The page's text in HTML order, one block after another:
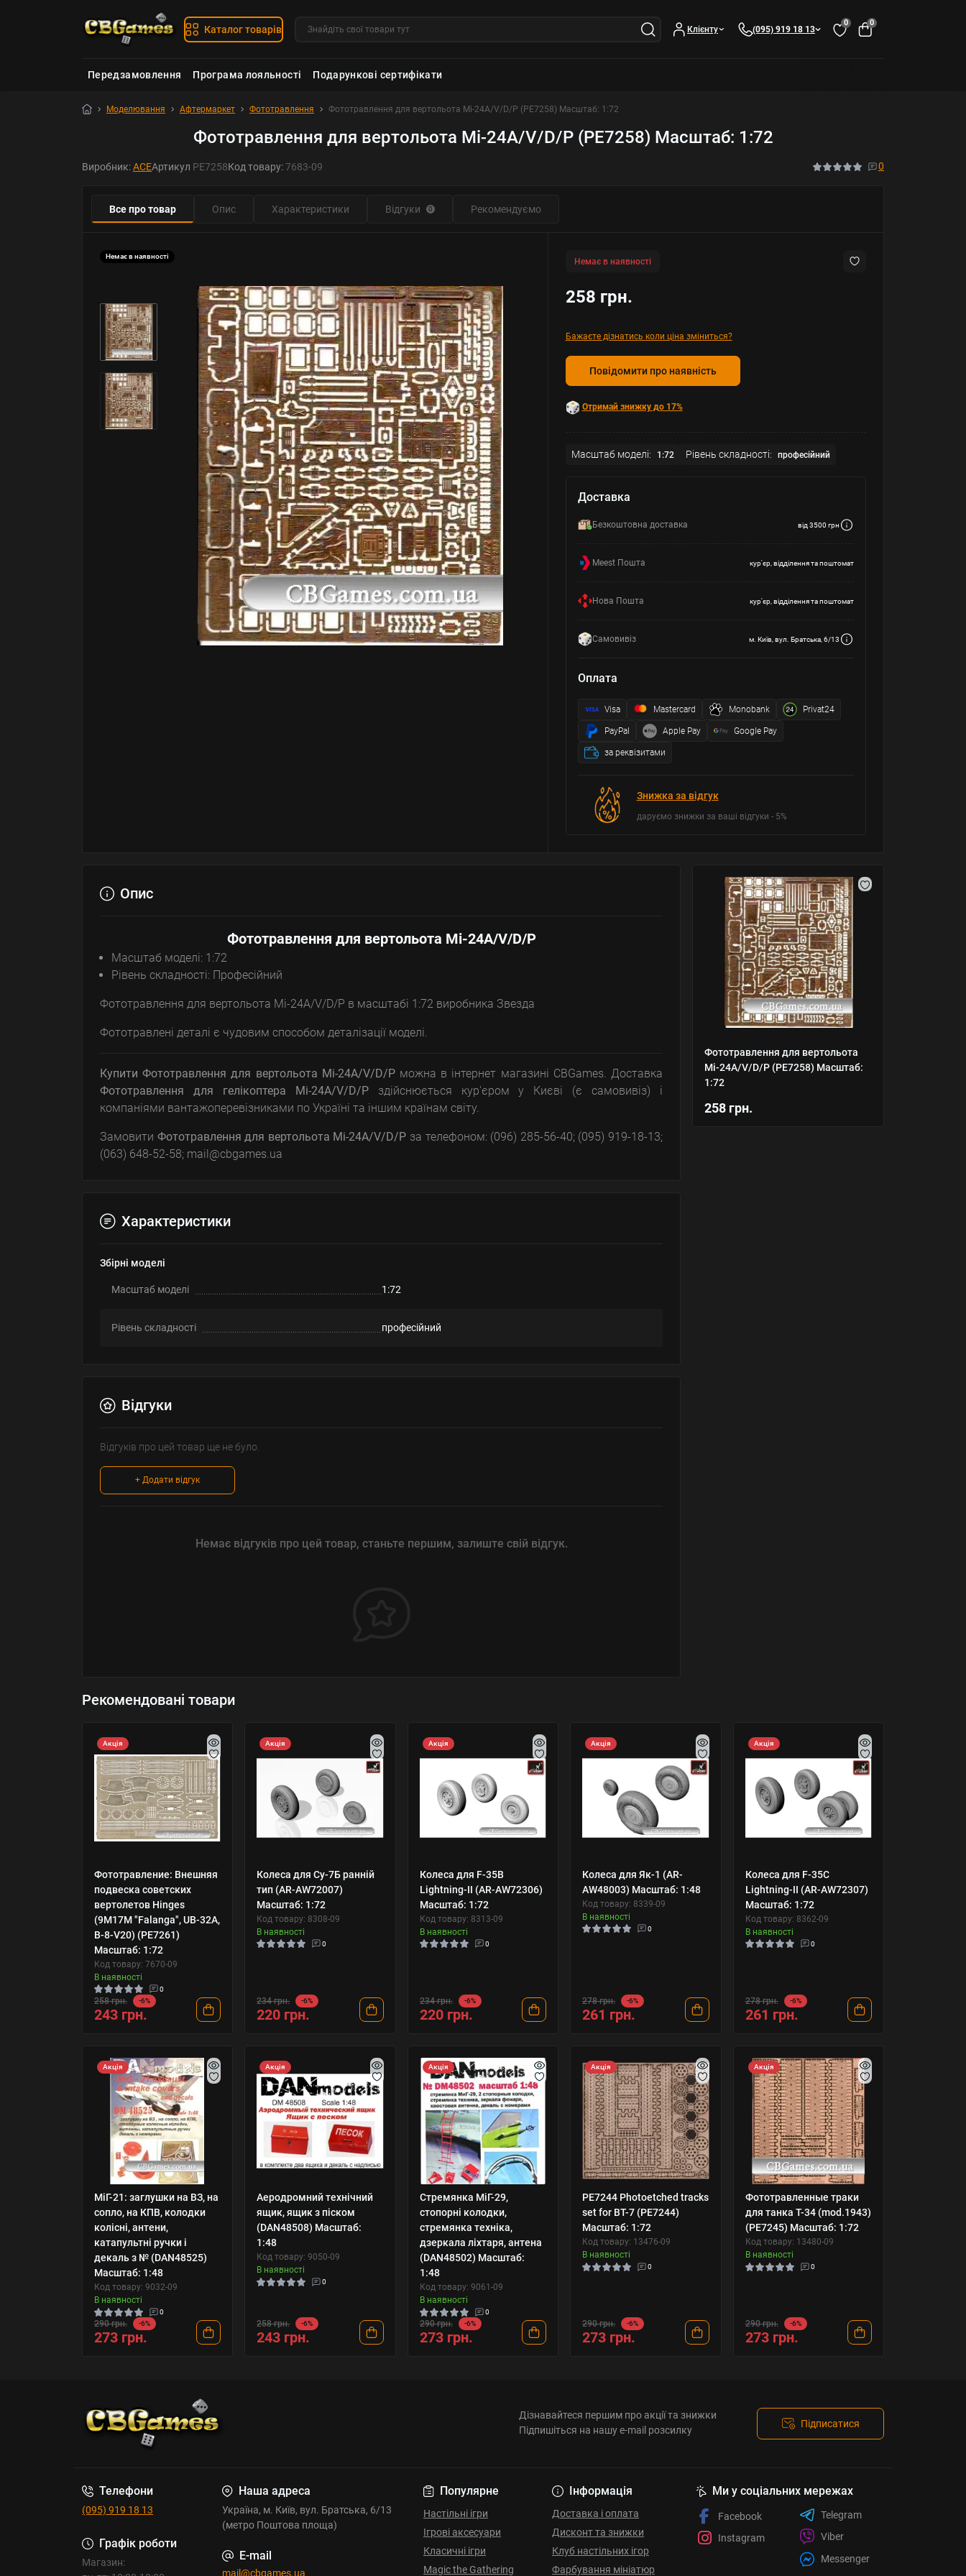
Каталог товарів Клієнту (095) 919 18 13
0 0
Передзамовлення Програма лояльності Подарункові сертифікати
Моделювання Афтермаркет Фототравлення Фототравлення для вертольота Мі-24A/V/D/P (PE7258) Масштаб: 1:72
Фототравлення для вертольота Мі-24A/V/D/P (PE7258) Масштаб: 1:72
Виробник:ACEАртикул PE7258Код товару:7683-09 0
Все про товар Опис Характеристики Відгуки 0 Рекомендуємо
Немає в наявності Немає в наявності
258 грн.
Бажаєте дізнатись коли ціна зміниться?
Повідомити про наявність
Отримай знижку до 17%
Масштаб моделі: 1:72 Рівень складності: професійний
Доставка
Безкоштовна доставка від 3500 грн
Meest Пошта кур'єр, відділення та поштомат
Нова Пошта кур'єр, відділення та поштомат
Самовивіз м. Київ, вул. Братська, 6/13
Оплата
Visa Mastercard Monobank Privat24
PayPal Apple Pay Google Pay
за реквізитами
Знижка за відгук
даруємо знижки за ваші відгуки - 5%
Фототравлення для вертольота
Мі-24A/V/D/P (PE7258) Масштаб:
1:72
258 грн.
Опис
Фототравлення для вертольота Мі-24A/V/D/P
Масштаб моделі: 1:72
Рівень складності: Професійний
Фототравлення для вертольота Мі-24A/V/D/P в масштабі 1:72 виробника Звезда
Фототравлені деталі є чудовим способом деталізації моделі.
Купити Фототравлення для вертольота Мі-24A/V/D/Pможна в інтернет магазині CBGames. Доставка
Фототравлення для гелікоптера Мі-24A/V/D/Pздійснюється кур'єром у Києві (є самовивіз) і
компаніями вантажоперевізниками по Україні та іншим країнам світу.
Замовити Фототравлення для вертольота Мі-24A/V/D/P за телефоном: (096) 285-56-40; (095) 919-18-13;
(063) 648-52-58; mail@cbgames.ua
Характеристики
Збірні моделі
Масштаб моделі 1:72
Рівень складності професійний
Відгуки
Відгуків про цей товар ще не було.
+ Додати відгук
Немає відгуків про цей товар, станьте першим, залиште свій відгук.
Рекомендовані товари
Акція
Фототравление: Внешняя
подвеска советских
вертолетов Hinges
(9M17M "Falanga", UB-32A,
B-8-V20) (PE7261)
Масштаб: 1:72
Код товару: 7670-09
В наявності
0
258 грн. -6%
243 грн.
Акція
Колеса для Су-7Б ранній
тип (AR-AW72007)
Масштаб: 1:72
Код товару: 8308-09
В наявності
0
234 грн. -6%
220 грн.
Акція
Колеса для F-35B
Lightning-II (AR-AW72306)
Масштаб: 1:72
Код товару: 8313-09
В наявності
0
234 грн. -6%
220 грн.
Акція
Колеса для Як-1 (AR-
AW48003) Масштаб: 1:48
Код товару: 8339-09
В наявності
0
278 грн. -6%
261 грн.
Акція
Колеса для F-35C
Lightning-II (AR-AW72307)
Масштаб: 1:72
Код товару: 8362-09
В наявності
0
278 грн. -6%
261 грн.
Акція
МіГ-21: заглушки на ВЗ, на
сопло, на КПВ, колодки
колісні, антени,
катапультні ручки і
декаль з № (DAN48525)
Масштаб: 1:48
Код товару: 9032-09
В наявності
0
290 грн. -6%
273 грн.
Акція
Аеродромний технічний
ящик, ящик з піском
(DAN48508) Масштаб:
1:48
Код товару: 9050-09
В наявності
0
258 грн. -6%
243 грн.
Акція
Стремянка МіГ-29,
стопорні колодки,
стремянка техніка,
дзеркала ліхтаря, антена
(DAN48502) Масштаб:
1:48
Код товару: 9061-09
В наявності
0
290 грн. -6%
273 грн.
Акція
PE7244 Photoetched tracks
set for BT-7 (PE7244)
Масштаб: 1:72
Код товару: 13476-09
В наявності
0
290 грн. -6%
273 грн.
Акція
Фототравленные траки
для танка T-34 (mod.1943)
(PE7245) Масштаб: 1:72
Код товару: 13480-09
В наявності
0
290 грн. -6%
273 грн.
Дізнавайтеся першим про акції та знижки
Підпишіться на нашу e-mail розсилку
Підписатися
Телефони
(095) 919 18 13
Графік роботи
Магазин:
Наша адреса
Україна, м. Київ, вул. Братська, 6/13
(метро Поштова площа)
E-mail
mail@cbgames.ua
Популярне
Настільні ігри
Ігрові аксесуари
Класичні ігри
Magic the Gathering
Інформація
Доставка і оплата
Дисконт та знижки
Клуб настільних ігор
Фарбування мініатюр
Ми у соціальних мережах
Facebook
Instagram
Telegram
Viber
Messenger